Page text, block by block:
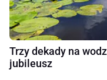
Trzy dekady na
jubileusz